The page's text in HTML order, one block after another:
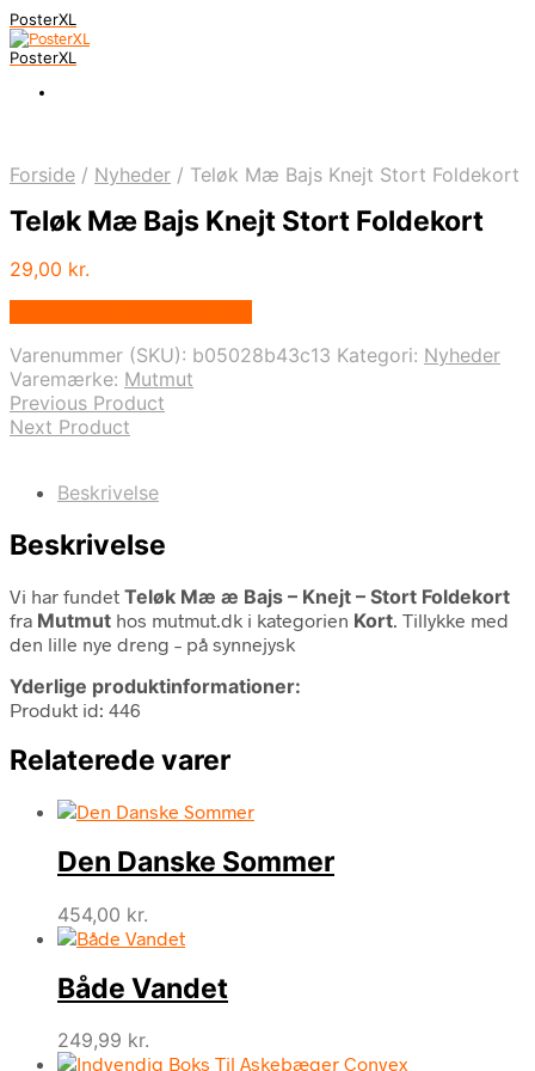
PosterXL
PosterXL
Forside / Nyheder / Teløk Mæ Bajs Knejt Stort Foldekort
Teløk Mæ Bajs Knejt Stort Foldekort
29,00 kr.
Varenummer (SKU): b05028b43c13 Kategori: Nyheder
Varemærke: Mutmut
Previous Product
Next Product
Beskrivelse
Beskrivelse
Vi har fundet Teløk Mæ æ Bajs – Knejt – Stort Foldekort
fra Mutmut hos mutmut.dk i kategorien Kort. Tillykke med
den lille nye dreng – på synnejysk
Yderlige produktinformationer:
Produkt id: 446
Relaterede varer
Den Danske Sommer
454,00 kr.
Både Vandet
249,99 kr.